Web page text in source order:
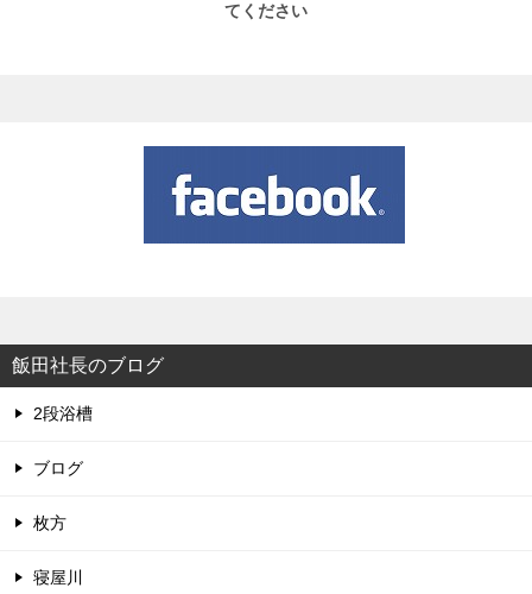
てください
飯田社長のブログ
2段浴槽
ブログ
枚方
寝屋川